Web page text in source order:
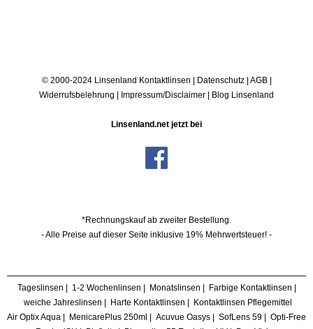
© 2000-2024 Linsenland Kontaktlinsen | Datenschutz| AGB|
Widerrufsbelehrung | Impressum/Disclaimer | Blog Linsenland
Linsenland.net jetzt bei
*Rechnungskauf ab zweiter Bestellung.
- Alle Preise auf dieser Seite inklusive 19% Mehrwertsteuer! -
Tageslinsen 1-2 Wochenlinsen Monatslinsen Farbige Kontaktlinsen
weiche Jahreslinsen
Harte Kontaktlinsen
Kontaktlinsen Pflegemittel
Air Optix Aqua
MenicarePlus 250ml Acuvue Oasys SofLens 59
Opti-Free